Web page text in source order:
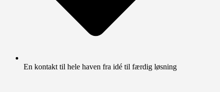
En kontakt til hele haven fra idé til færdig løsning